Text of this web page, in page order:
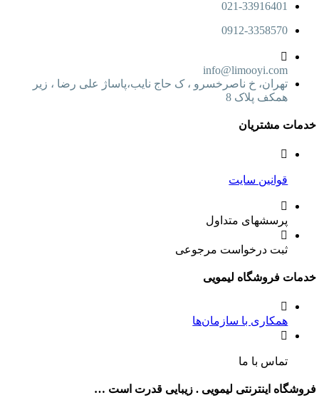
021-33916401
0912-3358570
info@limooyi.com
تهران، خ ناصرخسرو ، ک حاج نایب،پاساژ علی رضا ، زیر
همکف پلاک 8
خدمات مشتریان
قوانین سایت
پرسشهای متداول
ثبت درخواست مرجوعی
خدمات فروشگاه لیمویی
همکاری با سازمان‌ها
تماس با ما
فروشگاه اینترنتی لیمویی . زیبایی قدرت است …